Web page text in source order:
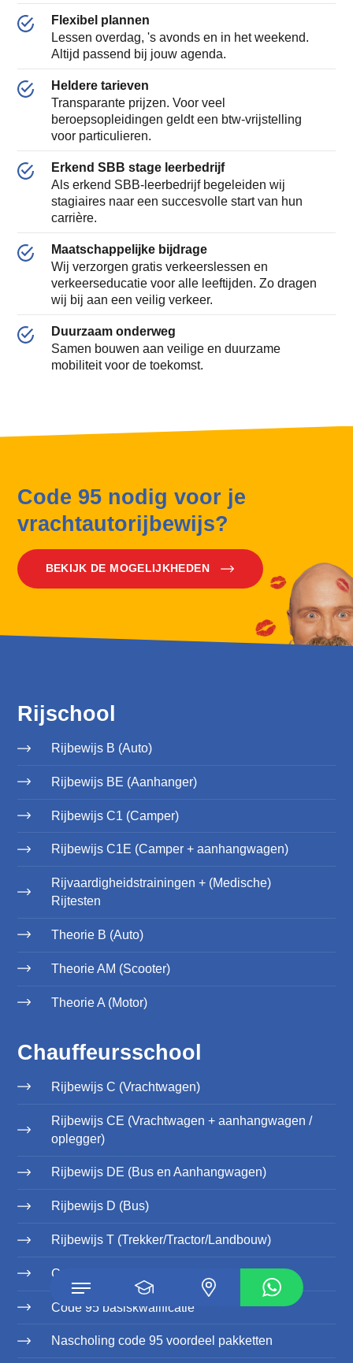
Flexibel plannen
Lessen overdag, 's avonds en in het weekend.
Altijd passend bij jouw agenda.
Heldere tarieven
Transparante prijzen. Voor veel
beroepsopleidingen geldt een btw-vrijstelling
voor particulieren.
Erkend SBB stage leerbedrijf
Als erkend SBB-leerbedrijf begeleiden wij
stagiaires naar een succesvolle start van hun
carrière.
Maatschappelijke bijdrage
Wij verzorgen gratis verkeerslessen en
verkeerseducatie voor alle leeftijden. Zo dragen
wij bij aan een veilig verkeer.
Duurzaam onderweg
Samen bouwen aan veilige en duurzame
mobiliteit voor de toekomst.
Code 95 nodig voor je
vrachtautorijbewijs?
BEKIJK DE MOGELIJKHEDEN
Rijschool
Rijbewijs B (Auto)
Rijbewijs BE (Aanhanger)
Rijbewijs C1 (Camper)
Rijbewijs C1E (Camper + aanhangwagen)
Rijvaardigheidstrainingen + (Medische)
Rijtesten
Theorie B (Auto)
Theorie AM (Scooter)
Theorie A (Motor)
Chauffeursschool
Rijbewijs C (Vrachtwagen)
Rijbewijs CE (Vrachtwagen + aanhangwagen /
oplegger)
Rijbewijs DE (Bus en Aanhangwagen)
Rijbewijs D (Bus)
Rijbewijs T (Trekker/Tractor/Landbouw)
Certificaat Lange Zware Voertuigen (LZV)
Code 95 basiskwalificatie
Nascholing code 95 voordeel pakketten